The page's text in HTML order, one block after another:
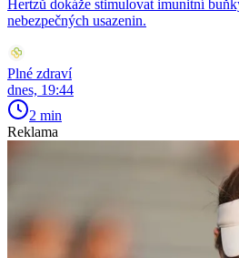
Hertzů dokáže stimulovat imunitní
nebezpečných usazenin.
Plné zdraví
dnes, 19:44
2 min
Reklama